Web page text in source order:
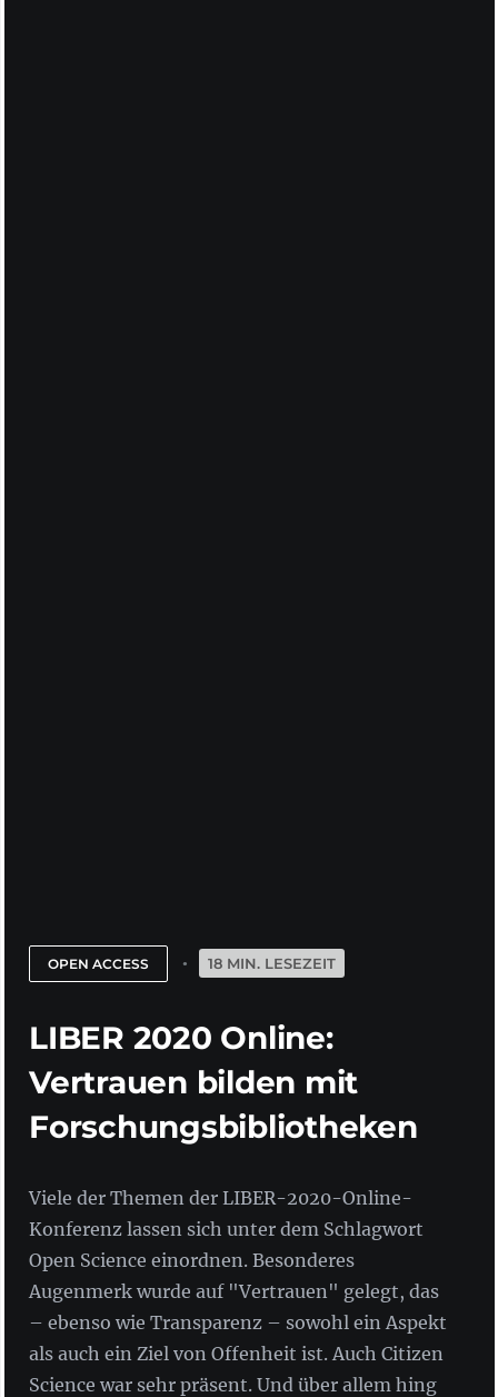
OPEN ACCESS 18 MIN. LESEZEIT
LIBER 2020 Online:
Vertrauen bilden mit
Forschungsbibliotheken
Viele der Themen der LIBER-2020-Online-
Konferenz lassen sich unter dem Schlagwort
Open Science einordnen. Besonderes
Augenmerk wurde auf "Vertrauen" gelegt, das
– ebenso wie Transparenz – sowohl ein Aspekt
als auch ein Ziel von Offenheit ist. Auch Citizen
Science war sehr präsent. Und über allem hing